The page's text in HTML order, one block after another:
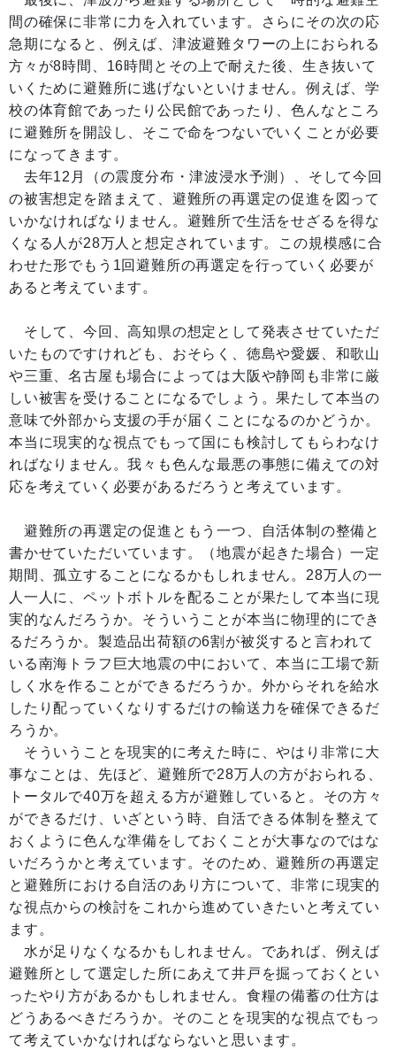
間の確保に非常に力を入れています。さらにその次の応
急期になると、例えば、津波避難タワーの上におられる
方々が8時間、16時間とその上で耐えた後、生き抜いて
いくために避難所に逃げないといけません。例えば、学
校の体育館であったり公民館であったり、色んなところ
に避難所を開設し、そこで命をつないでいくことが必要
になってきます。
去年12月（の震度分布・津波浸水予測）、そして今回
の被害想定を踏まえて、避難所の再選定の促進を図って
いかなければなりません。避難所で生活をせざるを得な
くなる人が28万人と想定されています。この規模感に合
わせた形でもう1回避難所の再選定を行っていく必要が
あると考えています。
そして、今回、高知県の想定として発表させていただ
いたものですけれども、おそらく、徳島や愛媛、和歌山
や三重、名古屋も場合によっては大阪や静岡も非常に厳
しい被害を受けることになるでしょう。果たして本当の
意味で外部から支援の手が届くことになるのかどうか。
本当に現実的な視点でもって国にも検討してもらわなけ
ればなりません。我々も色んな最悪の事態に備えての対
応を考えていく必要があるだろうと考えています。
避難所の再選定の促進ともう一つ、自活体制の整備と
書かせていただいています。（地震が起きた場合）一定
期間、孤立することになるかもしれません。28万人の一
人一人に、ペットボトルを配ることが果たして本当に現
実的なんだろうか。そういうことが本当に物理的にでき
るだろうか。製造品出荷額の6割が被災すると言われて
いる南海トラフ巨大地震の中において、本当に工場で新
しく水を作ることができるだろうか。外からそれを給水
したり配っていくなりするだけの輸送力を確保できるだ
ろうか。
そういうことを現実的に考えた時に、やはり非常に大
事なことは、先ほど、避難所で28万人の方がおられる、
トータルで40万を超える方が避難していると。その方々
ができるだけ、いざという時、自活できる体制を整えて
おくように色んな準備をしておくことが大事なのではな
いだろうかと考えています。そのため、避難所の再選定
と避難所における自活のあり方について、非常に現実的
な視点からの検討をこれから進めていきたいと考えてい
ます。
水が足りなくなるかもしれません。であれば、例えば
避難所として選定した所にあえて井戸を掘っておくとい
ったやり方があるかもしれません。食糧の備蓄の仕方は
どうあるべきだろうか。そのことを現実的な視点でもっ
て考えていかなければならないと思います。